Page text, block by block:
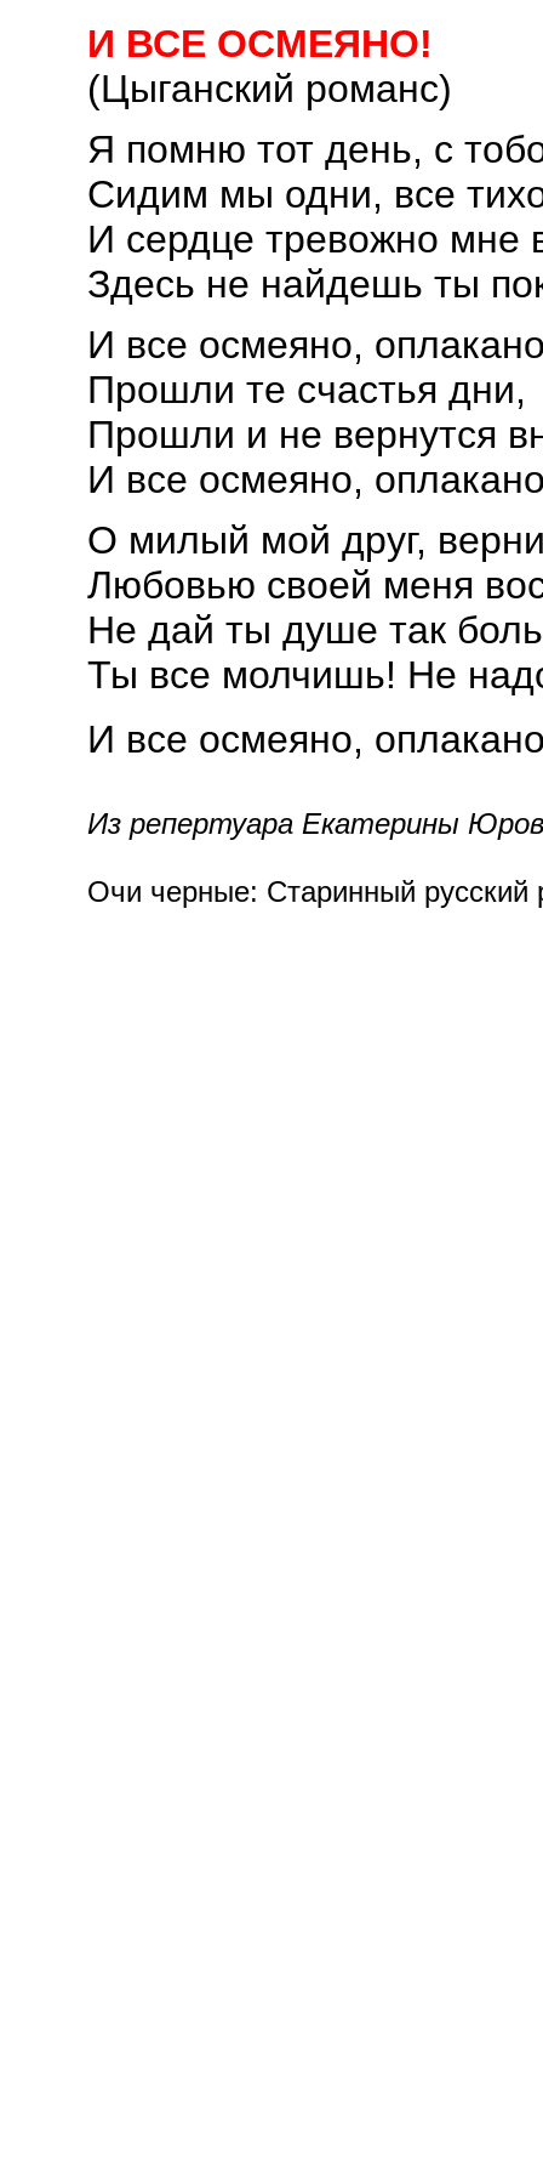
И ВСЕ ОСМЕЯНО!
(Цыганский романс)
Я помню тот день, с
Сидим мы одни, все
И сердце тревожно мне
Здесь не найдешь ты
И все осмеяно,
Прошли те счастья дни,
Прошли и не вернутся
И все осмеяно,
О милый мой друг,
Любовью своей меня
Не дай ты душе так
Ты все молчишь! Не
И все осмеяно,
Из репертуара Екатерины
Очи черные: Старинный